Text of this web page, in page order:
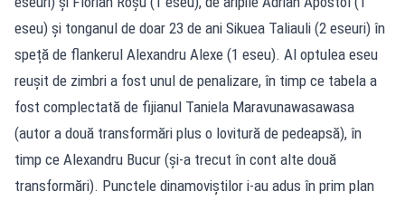
eseu) și tonganul de doar 23 de ani Sikuea Taliauli (2 eseuri) în
speță de flankerul Alexandru Alexe (1 eseu). Al optulea eseu
reușit de zimbri a fost unul de penalizare, în timp ce tabela a
fost complectată de fijianul Taniela Maravunawasawasa
(autor a două transformări plus o lovitură de pedeapsă), în
timp ce Alexandru Bucur (și-a trecut în cont alte două
transformări). Punctele dinamoviștilor i-au adus în prim plan